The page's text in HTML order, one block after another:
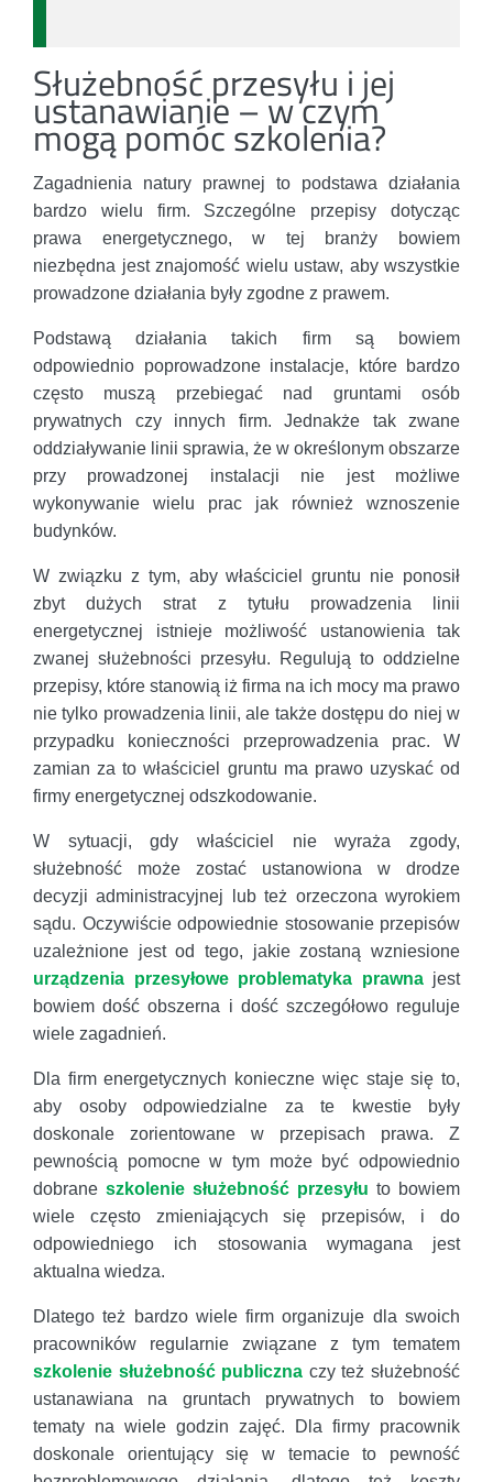
Służebność przesyłu i jej
ustanawianie – w czym
mogą pomóc szkolenia?
Zagadnienia natury prawnej to podstawa działania
bardzo wielu firm. Szczególne przepisy dotycząc
prawa energetycznego, w tej branży bowiem
niezbędna jest znajomość wielu ustaw, aby wszystkie
prowadzone działania były zgodne z prawem.
Podstawą działania takich firm są bowiem
odpowiednio poprowadzone instalacje, które bardzo
często muszą przebiegać nad gruntami osób
prywatnych czy innych firm. Jednakże tak zwane
oddziaływanie linii sprawia, że w określonym obszarze
przy prowadzonej instalacji nie jest możliwe
wykonywanie wielu prac jak również wznoszenie
budynków.
W związku z tym, aby właściciel gruntu nie ponosił
zbyt dużych strat z tytułu prowadzenia linii
energetycznej istnieje możliwość ustanowienia tak
zwanej służebności przesyłu. Regulują to oddzielne
przepisy, które stanowią iż firma na ich mocy ma prawo
nie tylko prowadzenia linii, ale także dostępu do niej w
przypadku konieczności przeprowadzenia prac. W
zamian za to właściciel gruntu ma prawo uzyskać od
firmy energetycznej odszkodowanie.
W sytuacji, gdy właściciel nie wyraża zgody,
służebność może zostać ustanowiona w drodze
decyzji administracyjnej lub też orzeczona wyrokiem
sądu. Oczywiście odpowiednie stosowanie przepisów
uzależnione jest od tego, jakie zostaną wzniesione
urządzenia przesyłowe problematyka prawnajest
bowiem dość obszerna i dość szczegółowo reguluje
wiele zagadnień.
Dla firm energetycznych konieczne więc staje się to,
aby osoby odpowiedzialne za te kwestie były
doskonale zorientowane w przepisach prawa. Z
pewnością pomocne w tym może być odpowiednio
dobrane szkolenie służebność przesyłu to bowiem
wiele często zmieniających się przepisów, i do
odpowiedniego ich stosowania wymagana jest
aktualna wiedza.
Dlatego też bardzo wiele firm organizuje dla swoich
pracowników regularnie związane z tym tematem
szkolenie służebność publiczna czy też służebność
ustanawiana na gruntach prywatnych to bowiem
tematy na wiele godzin zajęć. Dla firmy pracownik
doskonale orientujący się w temacie to pewność